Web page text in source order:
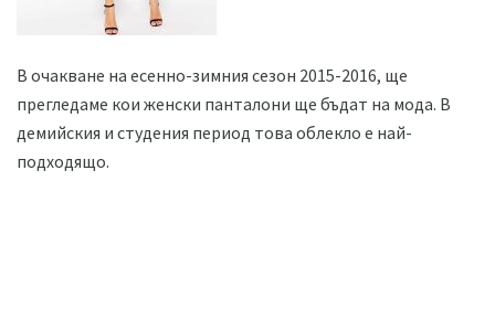
В очакване на есенно-зимния сезон 2015-2016, ще
прегледаме кои женски панталони ще бъдат на мода. В
демийския и студения период това облекло е най-
подходящо.